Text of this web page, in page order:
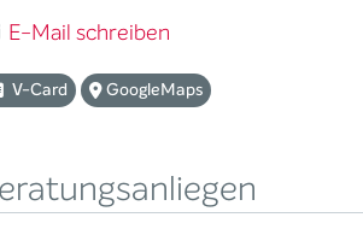
E-Mail schreiben
V-Card GoogleMaps